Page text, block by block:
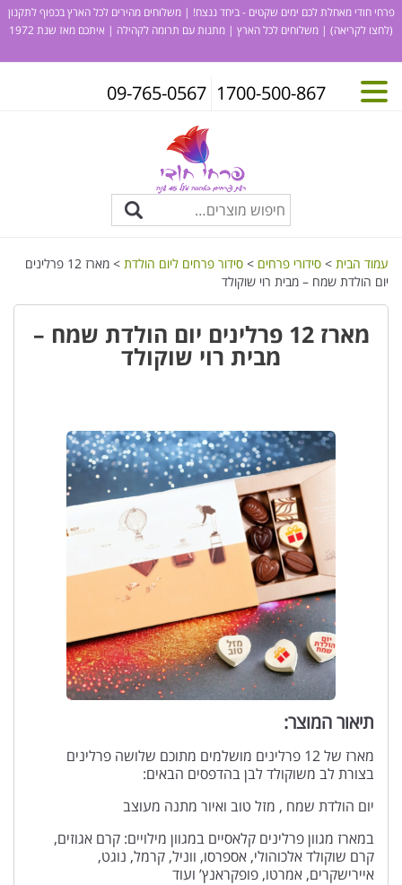
פרחי חודי מאחלת לכם ימים שקטים - ביחד ננצח! | משלוחים מהירים לכל הארץ בכפוף לתקנון
(לחצו לקריאה) | משלוחים לכל הארץ | מתנות עם תרומה לקהילה | איתכם מאז שנת 1972
1700-500-867
09-765-0567
עמוד הבית > סידורי פרחים > סידור פרחים ליום הולדת
> מארז 12 פרלינים
יום הולדת שמח – מבית רוי שוקולד
מארז 12 פרלינים יום הולדת שמח –
מבית רוי שוקולד
תיאור המוצר:
מארז של 12 פרלינים מושלמים מתוכם שלושה פרלינים
בצורת לב משוקולד לבן בהדפסים הבאים:
יום הולדת שמח , מזל טוב ואיור מתנה מעוצב
במארז מגוון פרלינים קלאסיים במגוון מילויים: קרם אגוזים,
קרם שוקולד אלכוהולי, אספרסו, ווניל, קרמל, נוגט,
איירישקרים, אמרטו, פופקראנץ’ ועוד